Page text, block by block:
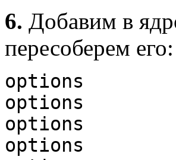
6. Добавим в
пересоберем его:
options
options
options
options